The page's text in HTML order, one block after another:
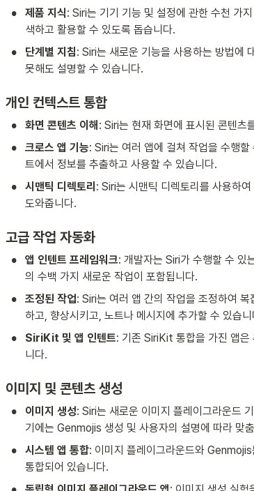
• 제품 지식: Siri는 기기 기능 및 설정에 관한 수천 가
색하고 활용할 수 있도록 돕습니다.
• 단계별 지침: Siri는 새로운 기능을 사용하는 방법에
못해도 설명할 수 있습니다.
개인 컨텍스트 통합
• 화면 콘텐츠 이해 : Siri는 현재 화면에 표시된 콘텐츠
• 크로스 앱 기능: Siri는 여러 앱에 걸쳐 작업을 수행
트에서 정보를 추출하고 사용할 수 있습니다.
• 시맨틱 디렉토리 : Siri는 시맨틱 디렉토리를 사용하
도와줍니다.
고급 작업 자동화
• 앱 인텐트 프레임워크: 개발자는 Siri가 수행할 수 있
의 수백 가지 새로운 작업이 포함됩니다.
• 조정된 작업: Siri는 여러 앱 간의 작업을 조정하여
하고, 향상시키고, 노트나 메시지에 추가할 수 있습니
• SiriKit 및 앱 인텐트: 기존 SiriKit 통합을 가진 앱은
니다.
이미지 및 콘텐츠 생성
• 이미지 생성: Siri는 새로운 이미지 플레이그라운드
기에는 Genmojis 생성 및 사용자의 설명에 따라 맞
• 시스템 앱 통합: 이미지 플레이그라운드와
통합되어 있습니다.